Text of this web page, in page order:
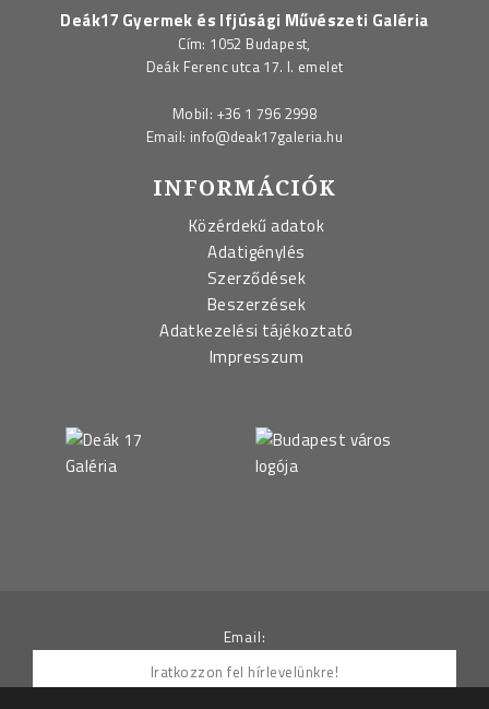
Deák17 Gyermek és Ifjúsági Művészeti Galéria
Cím: 1052 Budapest,
Deák Ferenc utca 17. I. emelet
Mobil: +36 1 796 2998
Email: info@deak17galeria.hu
INFORMÁCIÓK
Közérdekű adatok
Adatigénylés
Szerződések
Beszerzések
Adatkezelési tájékoztató
Impresszum
Email: